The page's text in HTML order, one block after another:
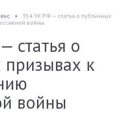
354 УК РФ — статья о публичных
войны
статья о
к
войны